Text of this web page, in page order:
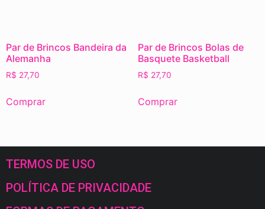
Par de Brincos Bandeira da
Alemanha
R$ 27,70
Comprar
Par de Brincos Bolas de
Basquete Basketball
R$ 27,70
Comprar
TERMOS DE USO
POLÍTICA DE PRIVACIDADE